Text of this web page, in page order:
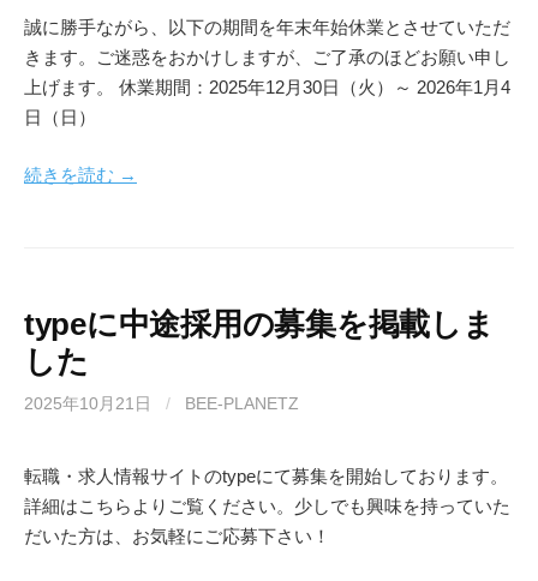
誠に勝手ながら、以下の期間を年末年始休業とさせていただ
きます。ご迷惑をおかけしますが、ご了承のほどお願い申し
上げます。 休業期間：2025年12月30日（火）～ 2026年1月4
日（日）
続きを読む →
typeに中途採用の募集を掲載しま
した
2025年10月21日 / BEE-PLANETZ
転職・求人情報サイトのtypeにて募集を開始しております。
詳細はこちらよりご覧ください。少しでも興味を持っていた
だいた方は、お気軽にご応募下さい！